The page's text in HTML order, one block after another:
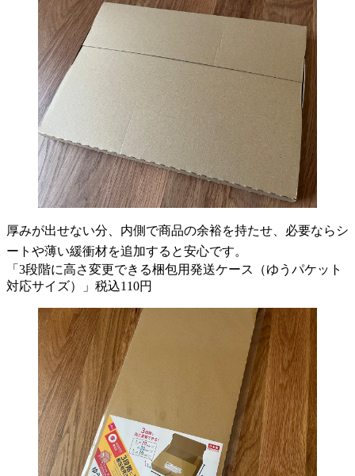
厚みが出せない分、内側で商品の余裕を持たせ、必要ならシ
ートや薄い緩衝材を追加すると安心です。
「3段階に高さ変更できる梱包用発送ケース（ゆうパケット
対応サイズ）」税込110円